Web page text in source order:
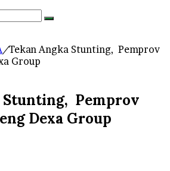
Search
/Tekan Angka Stunting, Pemprov
Group
Stunting, Pemprov
Dexa Group